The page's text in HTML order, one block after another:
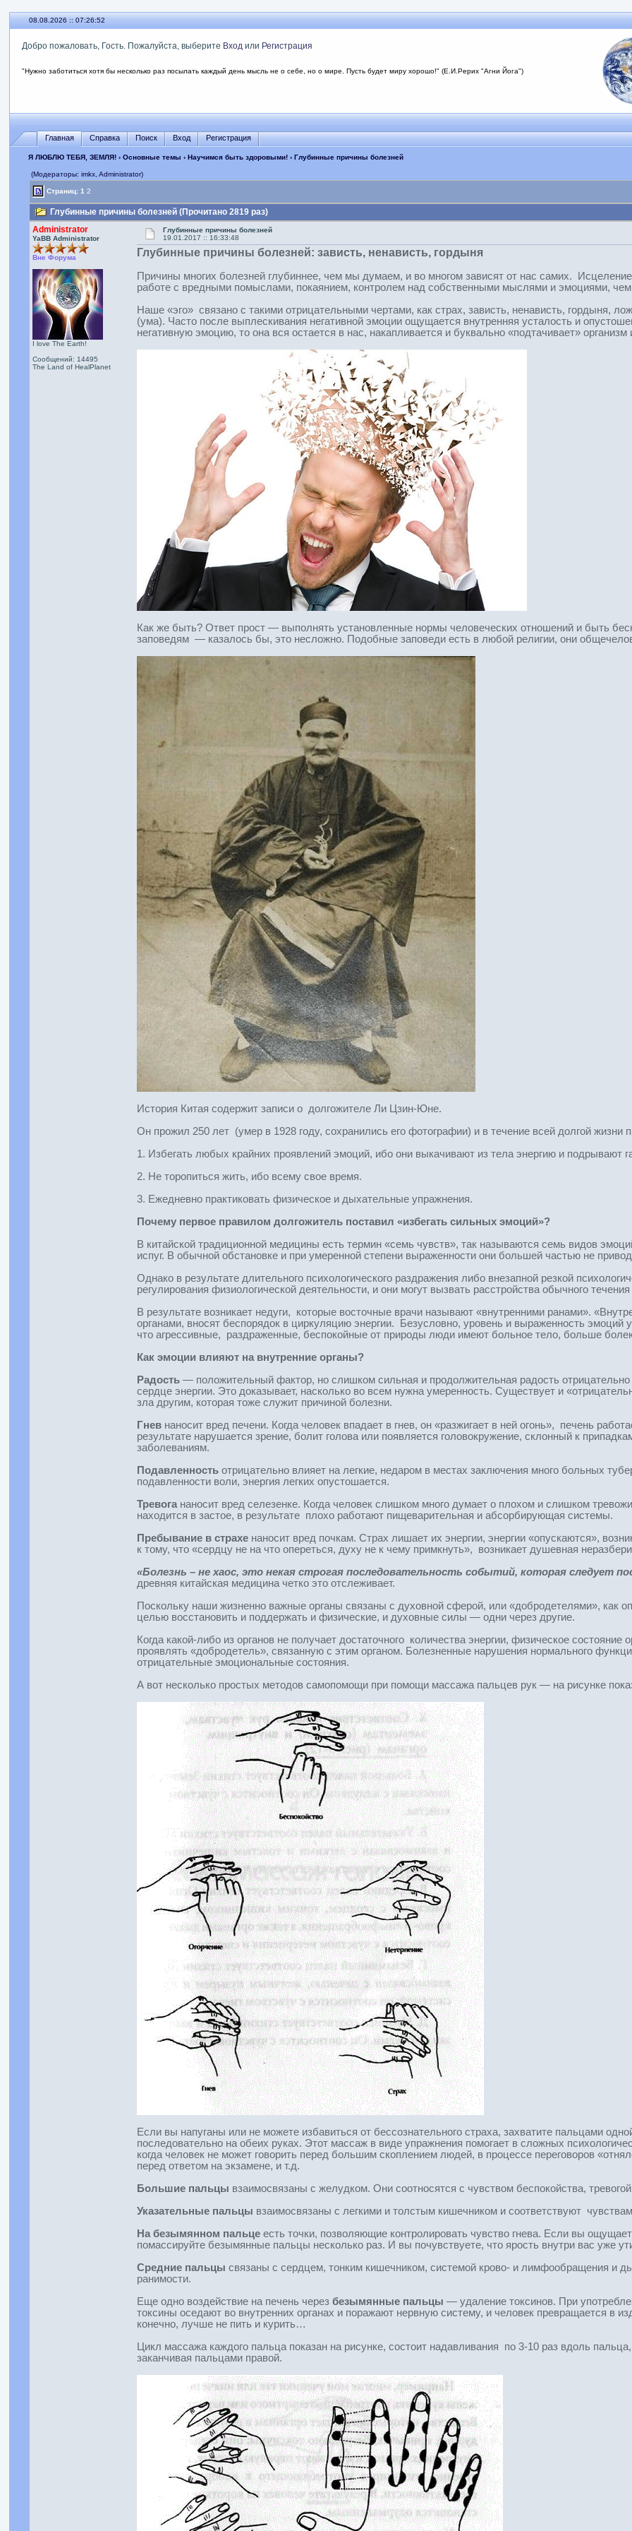
08.08.2026 :: 07:26:53
Добро пожаловать, Гость. Пожалуйста, выберите Вход или Регистрация
"Нужно заботиться хотя бы несколько раз посылать каждый день мысль не о себе, но о мире. Пусть будет миру хорошо!" (Е.И.Рерих "Агни Йога")
Главная Справка Поиск Вход Регистрация
Я ЛЮБЛЮ ТЕБЯ, ЗЕМЛЯ! ›Основные темы ›Научимся быть здоровыми! › Глубинные причины болезней
(Модераторы: imkx, Administrator)
Страниц: 1 2
Глубинные причины болезней (Прочитано 2819 раз)
Administrator
YaBB Administrator
Вне Форума
I love The Earth!
Сообщений: 14495
The Land of HealPlanet
Глубинные причины болезней
19.01.2017 :: 16:33:48
Глубинные причины болезней: зависть, ненависть, гордыня
Причины многих болезней глубиннее, чем мы думаем, и во многом зависят от нас самих.
работе с вредными помыслами, покаянием, контролем над собственными мыслями и эмоциями,
Наше «эго» связано с такими отрицательными чертами, как страх, зависть, ненависть, гордыня,
(ума). Часто после выплескивания негативной эмоции ощущается внутренняя усталость и
негативную эмоцию, то она вся остается в нас, накапливается и буквально «подтачивает» организм
Как же быть? Ответ прост — выполнять установленные нормы человеческих отношений и быть
заповедям — казалось бы, это несложно. Подобные заповеди есть в любой религии, они
История Китая содержит записи о долгожителе Ли Цзин-Юне.
Он прожил 250 лет (умер в 1928 году, сохранились его фотографии) и в течение всей долгой жизни
1. Избегать любых крайних проявлений эмоций, ибо они выкачивают из тела энергию и подрывают
2. Не торопиться жить, ибо всему свое время.
3. Ежедневно практиковать физическое и дыхательные упражнения.
Почему первое правилом долгожитель поставил «избегать сильных эмоций»?
В китайской традиционной медицины есть термин «семь чувств», так называются семь видов
испуг. В обычной обстановке и при умеренной степени выраженности они большей частью не
Однако в результате длительного психологического раздражения либо внезапной резкой
регулирования физиологической деятельности, и они могут вызвать расстройства обычного течения
В результате возникает недуги, которые восточные врачи называют «внутренними ранами».
органами, вносят беспорядок в циркуляцию энергии. Безусловно, уровень и выраженность эмоций
что агрессивные, раздраженные, беспокойные от природы люди имеют больное тело, больше
Как эмоции влияют на внутренние органы?
Радость — положительный фактор, но слишком сильная и продолжительная радость
сердце энергии. Это доказывает, насколько во всем нужна умеренность. Существует и
зла другим, которая тоже служит причиной болезни.
Гнев наносит вред печени. Когда человек впадает в гнев, он «разжигает в ней огонь», печень
результате нарушается зрение, болит голова или появляется головокружение, склонный к
заболеваниям.
Подавленность отрицательно влияет на легкие, недаром в местах заключения много больных
подавленности воли, энергия легких опустошается.
Тревога наносит вред селезенке. Когда человек слишком много думает о плохом и слишком
находится в застое, в результате плохо работают пищеварительная и абсорбирующая системы.
Пребывание в страхенаносит вред почкам. Страх лишает их энергии, энергии «опускаются»,
к тому, что «сердцу не на что опереться, духу не к чему примкнуть», возникает душевная
«Болезнь – не хаос, это некая строгая последовательность событий, которая следует
древняя китайская медицина четко это отслеживает.
Поскольку наши жизненно важные органы связаны с духовной сферой, или «добродетелями», как
целью восстановить и поддержать и физические, и духовные силы — одни через другие.
Когда какой-либо из органов не получает достаточного количества энергии, физическое
проявлять «добродетель», связанную с этим органом. Болезненные нарушения нормального
отрицательные эмоциональные состояния.
А вот несколько простых методов самопомощи при помощи массажа пальцев рук — на рисунке
Если вы напуганы или не можете избавиться от бессознательного страха, захватите пальцами
последовательно на обеих руках. Этот массаж в виде упражнения помогает в сложных
когда человек не может говорить перед большим скоплением людей, в процессе переговоров
перед ответом на экзамене, и т.д.
Большие пальцы взаимосвязаны с желудком. Они соотносятся с чувством беспокойства,
Указательные пальцы взаимосвязаны с легкими и толстым кишечником и соответствуют
На безымянном пальцеесть точки, позволяющие контролировать чувство гнева. Если вы
помассируйте безымянные пальцы несколько раз. И вы почувствуете, что ярость внутри вас уже
Средние пальцы связаны с сердцем, тонким кишечником, системой крово- и лимфообращения и
ранимости.
Еще одно воздействие на печень через безымянные пальцы — удаление токсинов. При
токсины оседают во внутренних органах и поражают нервную систему, и человек превращается в
конечно, лучше не пить и курить…
Цикл массажа каждого пальца показан на рисунке, состоит надавливания по 3-10 раз вдоль
заканчивая пальцами правой.